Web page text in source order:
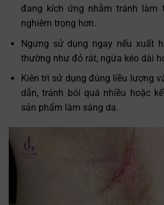
đang kích ứng nhằm tránh làm
nghiêm trọng hơn.
Ngưng sử dụng ngay nếu xuất
thường như đỏ rát, ngứa kéo dài
Kiên trì sử dụng đúng liều lượng
dẫn, tránh bôi quá nhiều hoặc
sản phẩm làm sáng da.